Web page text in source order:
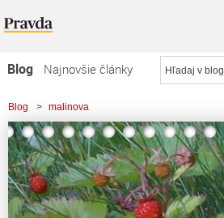
Blog
Najnovšie články
Najčítanejšie články
Najkomentovanejšie články
Zoznam blogov
Komerčné blogy
Blog > malinova
> Zneužívanie mimovládnych organizácií na